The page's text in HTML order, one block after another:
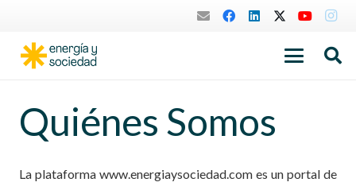
Quiénes Somos
La plataforma www.energiaysociedad.com es un portal de